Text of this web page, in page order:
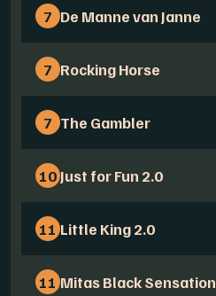
7 De Manne van Janne
7 Rocking Horse
7 The Gambler
10 Just for Fun 2.0
11 Little King 2.0
11 Mitas Black Sensation